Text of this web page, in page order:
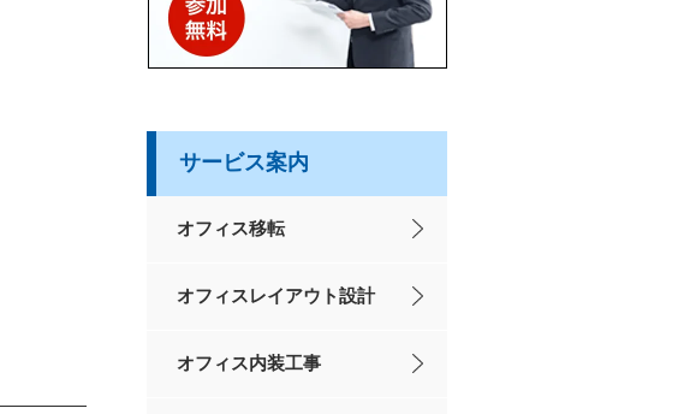
サービス案内
オフィス移転
オフィスレイアウト設計
オフィス内装工事